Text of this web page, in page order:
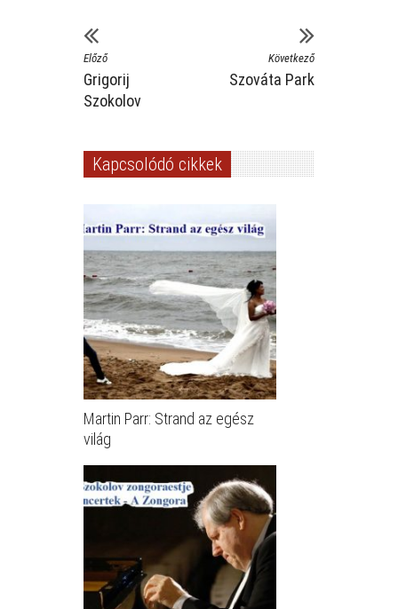
Előző
Grigorij
Szokolov
Következő
Szováta Park
Kapcsolódó cikkek
Martin Parr: Strand az egész
világ